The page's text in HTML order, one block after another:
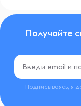
Получайте
Подписываясь, я